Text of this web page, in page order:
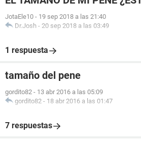
JotaEle10 - 19 sep 2018 a las 21:40
Dr.Josh - 20 sep 2018 a las 03:49
1 respuesta
tamaño del pene
gordito82 - 13 abr 2016 a las 05:09
gordito82 - 18 abr 2016 a las 01:47
7 respuestas